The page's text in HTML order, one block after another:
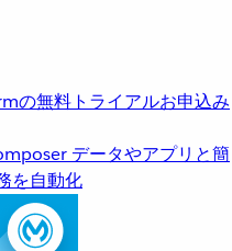
の無料トライアルお申込み
データやアプリと簡
を自動化